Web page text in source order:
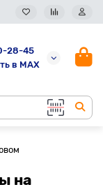
28-45
в MAX
на